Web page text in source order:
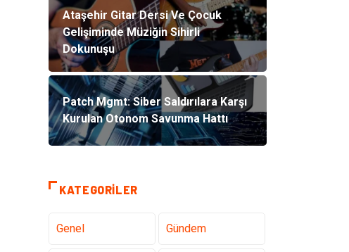
Ataşehir Gitar Dersi Ve Çocuk
Gelişiminde Müziğin Sihirli
Dokunuşu
Patch Mgmt: Siber Saldırılara Karşı
Kurulan Otonom Savunma Hattı
KATEGORILER
Genel Gündem